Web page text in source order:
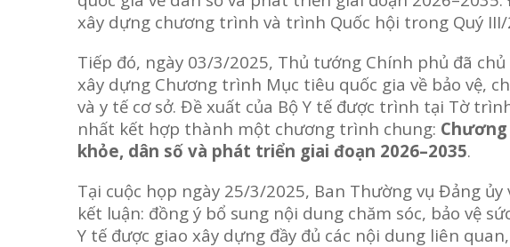
xây dựng chương trình và trình Quốc hội trong Quý III/
Tiếp đó, ngày 03/3/2025, Thủ tướng Chính phủ đã
xây dựng Chương trình Mục tiêu quốc gia về bảo vệ,
và y tế cơ sở. Đề xuất của Bộ Y tế được trình tại Tờ
nhất kết hợp thành một chương trình chung:
khỏe, dân số và phát triển giai đoạn 2026–2035.
Tại cuộc họp ngày 25/3/2025, Ban Thường vụ Đảng
kết luận: đồng ý bổ sung nội dung chăm sóc, bảo vệ
Y tế được giao xây dựng đầy đủ các nội dung liên